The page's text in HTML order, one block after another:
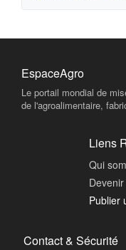
EspaceAgro
Le portail mondial de
de l'agroalimentaire,
Liens
Qui
Publier
Contact & Sécurité